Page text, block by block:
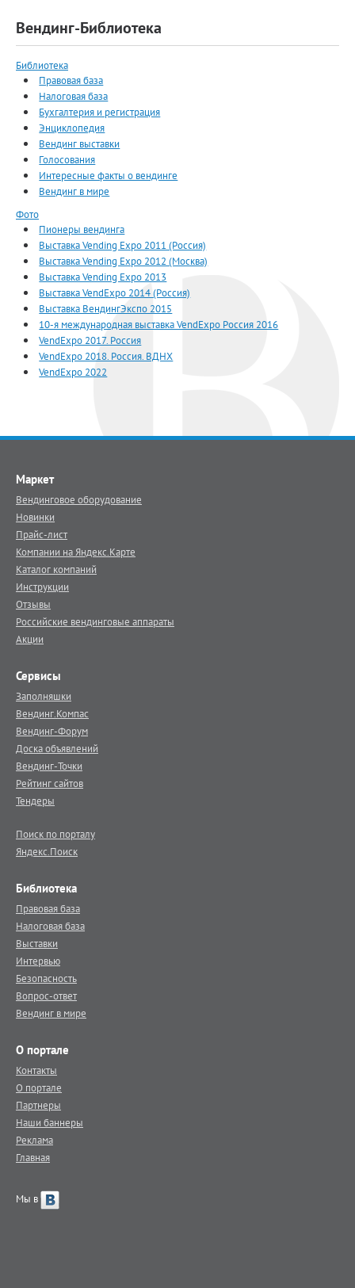
Вендинг-Библиотека
Библиотека
Правовая база
Налоговая база
Бухгалтерия и регистрация
Энциклопедия
Вендинг выставки
Голосования
Интересные факты о вендинге
Вендинг в мире
Фото
Пионеры вендинга
Выставка Vending Expo 2011 (Россия)
Выставка Vending Expo 2012 (Москва)
Выставка Vending Expo 2013
Выставка VendExpo 2014 (Россия)
Выставка ВендингЭкспо 2015
10-я международная выставка VendExpo Россия 2016
VendExpo 2017. Россия
VendExpo 2018. Россия. ВДНХ
VendExpo 2022
Маркет
Вендинговое оборудование
Новинки
Прайс-лист
Компании на Яндекс.Карте
Каталог компаний
Инструкции
Отзывы
Российские вендинговые аппараты
Акции
Сервисы
Заполняшки
Вендинг.Компас
Вендинг-Форум
Доска объявлений
Вендинг-Точки
Рейтинг сайтов
Тендеры
Поиск по порталу
Яндекс.Поиск
Библиотека
Правовая база
Налоговая база
Выставки
Интервью
Безопасность
Вопрос-ответ
Вендинг в мире
О портале
Контакты
О портале
Партнеры
Наши баннеры
Реклама
Главная
Мы в